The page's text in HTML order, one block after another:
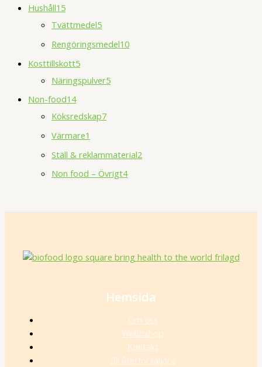
Hushåll15
Tvättmedel5
Rengöringsmedel10
Kosttillskott5
Näringspulver5
Non-food14
Köksredskap7
Värmare1
Ställ & reklammaterial2
Non food – Övrigt4
Hemsida
Om oss
Webbshop
Kontakt
Bli återförsäljare